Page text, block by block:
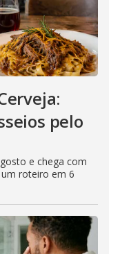
pelo
e chega com
roteiro em 6